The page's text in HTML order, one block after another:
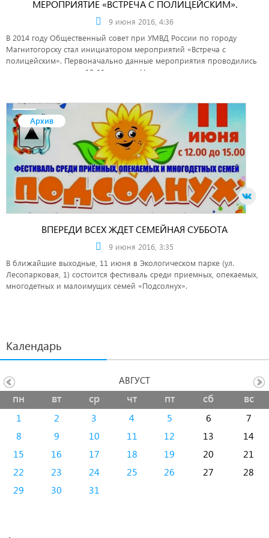
МЕРОПРИЯТИЕ «ВСТРЕЧА С ПОЛИЦЕЙСКИМ».
9 июня 2016, 4:36
В 2014 году Общественный совет при УМВД России по городу
Магнитогорску стал инициатором мероприятий «Встреча с
полицейским». Первоначально данные мероприятия проводились
только для учащихся 10-11 классов. Но в связи с тем, что только в
мероприятий с сотрудниками полиции и в загородных лагерях.
Архив
ВПЕРЕДИ ВСЕХ ЖДЕТ СЕМЕЙНАЯ СУББОТА
9 июня 2016, 3:35
В ближайшие выходные, 11 июня в Экологическом парке (ул.
Лесопарковая, 1) состоится фестиваль среди приемных, опекаемых,
многодетных и малоимущих семей «Подсолнух».
Календарь
пн вт ср чт пт сб вс
1 2 3 4 5 6
7
8
9 10 11 12 13
14
15
16 17 18 19 20
21
22
23 24 25 26 27
28
29
30 31
АВГУСТ